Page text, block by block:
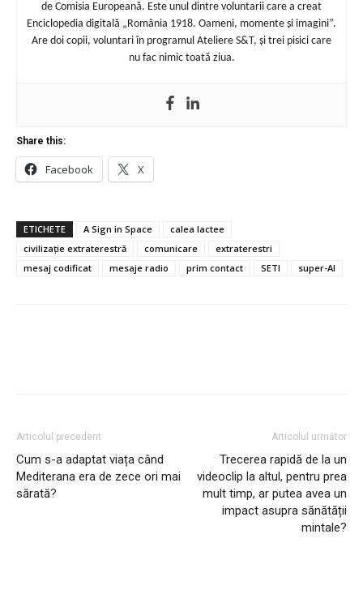
de Comisia Europeană. Este unul dintre voluntarii care a creat
Enciclopedia digitală „România 1918. Oameni, momente și imagini”.
Are doi copii, voluntari în programul Ateliere S&T, și trei pisici care
nu fac nimic toată ziua.
Share this:
Facebook X
ETICHETE A Sign in Space
calea lactee
civilizație extraterestră
comunicare
extraterestri
mesaj codificat
mesaje radio prim contact SETI super-AI
Articolul precedent
Cum s-a adaptat viața când
Mediterana era de zece ori mai
sărată?
Articolul următor
Trecerea rapidă de la un
videoclip la altul, pentru prea
mult timp, ar putea avea un
impact asupra sănătății
mintale?